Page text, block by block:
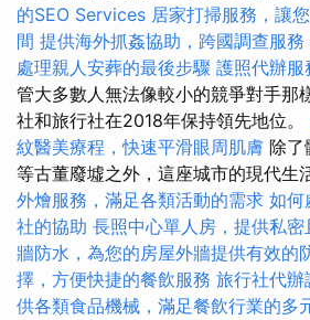
的SEO Services 居家打掃服務，讓
間 提供海外抓姦協助，跨國調查服務
處理親人安葬的最後步驟 護照代辦服
管大多數人無法像較小的競爭對手那
社和旅行社在2018年保持領先地位。
紋醫美療程，快速平滑眼周肌膚 除了
等古董廢墟之外，這座城市的現代生
外燴服務，滿足各類活動的需求 如何
社的協助 長照中心單人房，提供私
牆防水，為您的房屋外牆提供有效的
擇，方便快捷的餐飲服務 旅行社代辦
供各類食品機械，滿足餐飲行業的多